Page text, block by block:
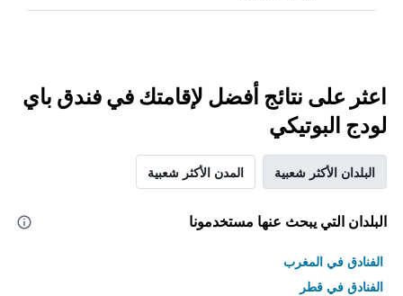
اعثر على نتائج أفضل لإقامتك في فندق باي
لودج البوتيكي
البلدان الأكثر شعبية المدن الأكثر شعبية
البلدان التي يبحث عنها مستخدمونا
الفنادق في المغرب
الفنادق في قطر